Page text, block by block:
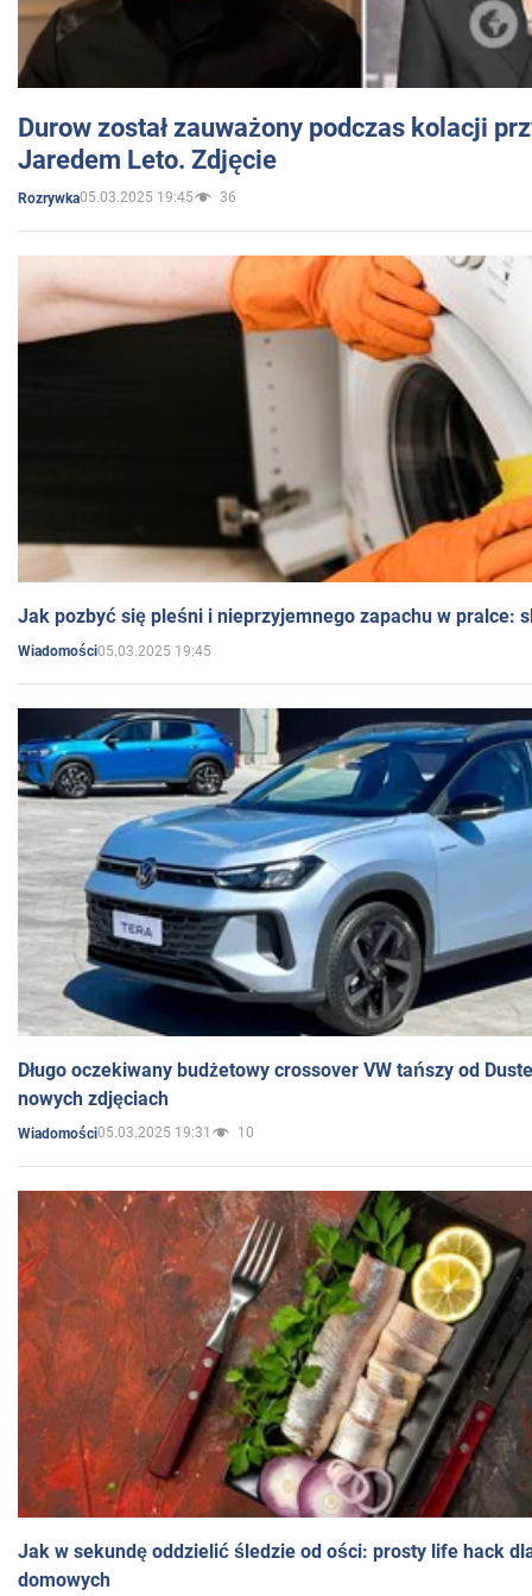
Durow został zauważony podczas kolacji
Jaredem Leto. Zdjęcie
Rozrywka05.03.2025 19:45 36
Jak pozbyć się pleśni i nieprzyjemnego zapachu w pralce:
Wiadomości05.03.2025 19:45
Długo oczekiwany budżetowy crossover VW tańszy od
nowych zdjęciach
Wiadomości05.03.2025 19:31 10
Jak w sekundę oddzielić śledzie od ości: prosty life hack
domowych